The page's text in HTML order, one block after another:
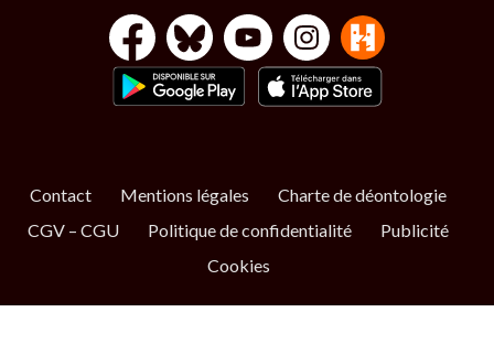
Contact Mentions légales
Charte de déontologie
CGV – CGU
Politique de confidentialité
Publicité
Cookies